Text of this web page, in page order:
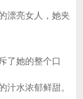
漂亮女人，她夹
她的整个口
汁水浓郁鲜甜。